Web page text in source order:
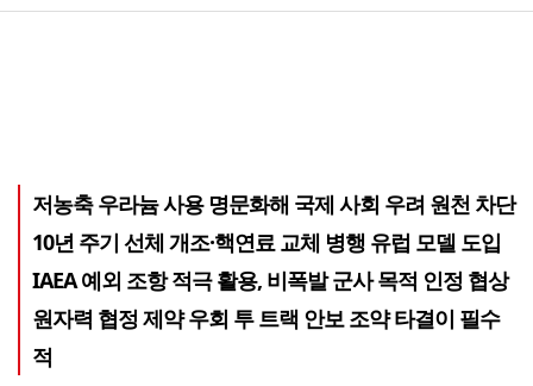
저농축 우라늄 사용 명문화해 국제 사회 우려 원천 차단
10년 주기 선체 개조·핵연료 교체 병행 유럽 모델 도입
IAEA 예외 조항 적극 활용, 비폭발 군사 목적 인정 협상
원자력 협정 제약 우회 투 트랙 안보 조약 타결이 필수
적